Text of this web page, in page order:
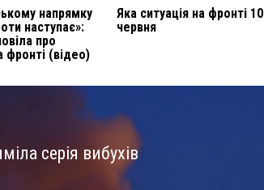
напрямку
наступає»:
про
фронті (відео)
Яка ситуація на фронті 10
червня
серія вибухів